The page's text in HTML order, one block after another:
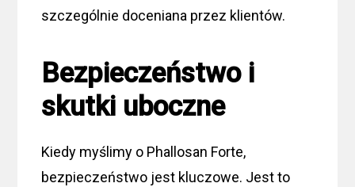
szczególnie doceniana przez klientów.
Bezpieczeństwo i
skutki uboczne
Kiedy myślimy o Phallosan Forte,
bezpieczeństwo jest kluczowe. Jest to